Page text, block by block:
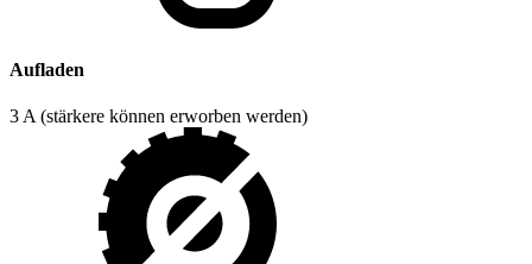
Aufladen
3 A (stärkere können erworben werden)